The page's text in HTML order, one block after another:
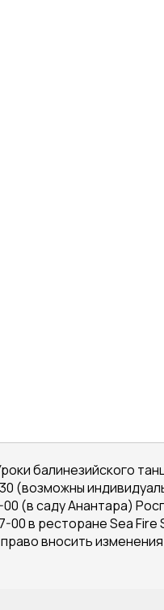
балинезийского
(возможны
(в саду Анантара)
00 в ресторане Sea
вносить